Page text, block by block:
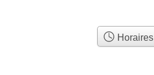
Horaires